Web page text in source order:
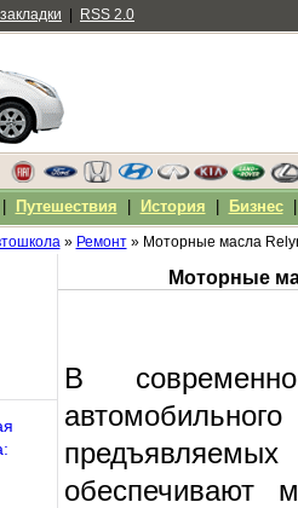
» Ремонт» Моторные масла
В
обеспечивают
RSS 2.0
Путешествия История Бизнес